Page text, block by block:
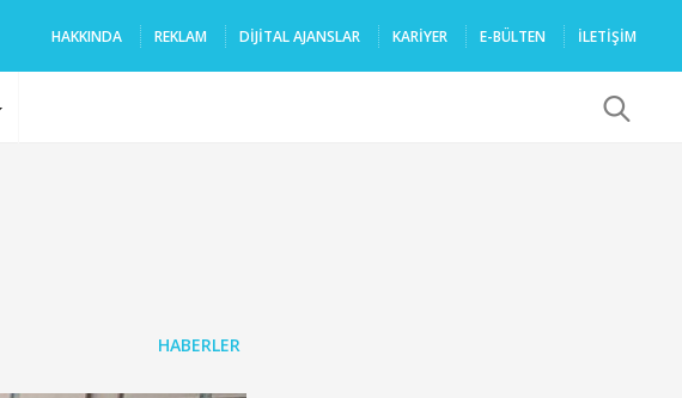
HAKKINDA REKLAM DIJITAL AJANSLAR KARIYER E-BÜLTEN İLETİŞİM
HABERLER